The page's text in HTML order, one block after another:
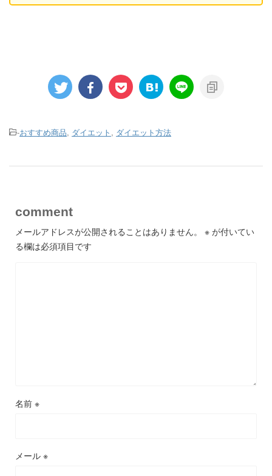
-おすすめ商品, ダイエット , ダイエット方法
comment
メールアドレスが公開されることはありません。 ※ が付いてい
る欄は必須項目です
名前 ※
メール ※